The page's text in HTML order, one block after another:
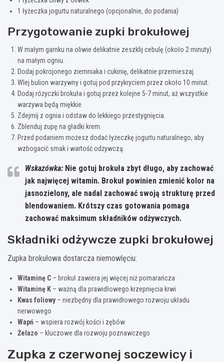
1 łyżeczka jogurtu naturalnego (opcjonalnie, do podania)
Przygotowanie zupki brokułowej
W małym garnku na oliwie delikatnie zeszklij cebulę (około 2 minuty)
na małym ogniu.
Dodaj pokrojonego ziemniaka i cukinię, delikatnie przemieszaj.
Wlej bulion warzywny i gotuj pod przykryciem przez około 10 minut.
Dodaj różyczki brokuła i gotuj przez kolejne 5-7 minut, aż wszystkie
warzywa będą miękkie.
Zdejmij z ognia i odstaw do lekkiego przestygnięcia.
Zblenduj zupę na gładki krem.
Przed podaniem możesz dodać łyżeczkę jogurtu naturalnego, aby
wzbogacić smak i wartość odżywczą.
Wskazówka: Nie gotuj brokuła zbyt długo, aby zachować
jak najwięcej witamin. Brokuł powinien zmienić kolor na
jasnozielony, ale nadal zachować swoją strukturę przed
blendowaniem. Krótszy czas gotowania pomaga
zachować maksimum składników odżywczych.
Składniki odżywcze zupki brokułowej
Zupka brokułowa dostarcza niemowlęciu:
Witaminę C – brokuł zawiera jej więcej niż pomarańcza
Witaminę K – ważną dla prawidłowego krzepnięcia krwi
Kwas foliowy– niezbędny dla prawidłowego rozwoju układu
nerwowego
Wapń – wspiera rozwój kości i zębów
Żelazo – kluczowe dla rozwoju poznawczego
Zupka z czerwonej soczewicy i